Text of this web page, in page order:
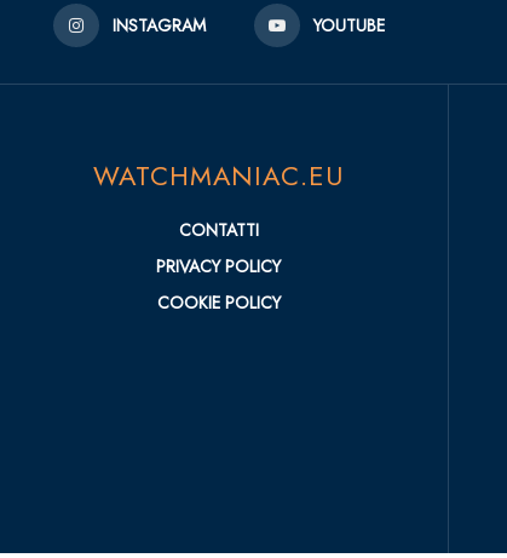
INSTAGRAM YOUTUBE
WATCHMANIAC.EU
CONTATTI
PRIVACY POLICY
COOKIE POLICY